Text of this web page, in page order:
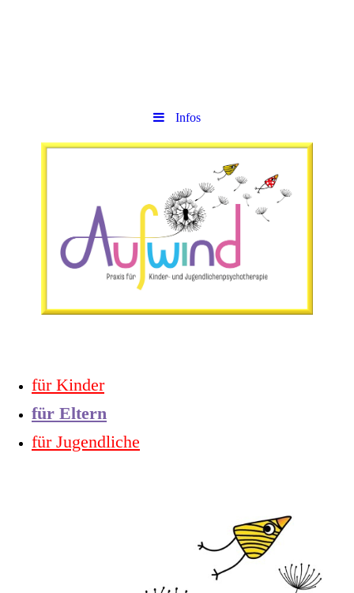
Infos
für Kinder
für Eltern
für Jugendliche